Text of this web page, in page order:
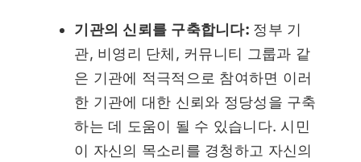
기관의 신뢰를 구축합니다: 정부 기
관, 비영리 단체, 커뮤니티 그룹과 같
은 기관에 적극적으로 참여하면 이러
한 기관에 대한 신뢰와 정당성을 구축
하는 데 도움이 될 수 있습니다. 시민
이 자신의 목소리를 경청하고 자신의